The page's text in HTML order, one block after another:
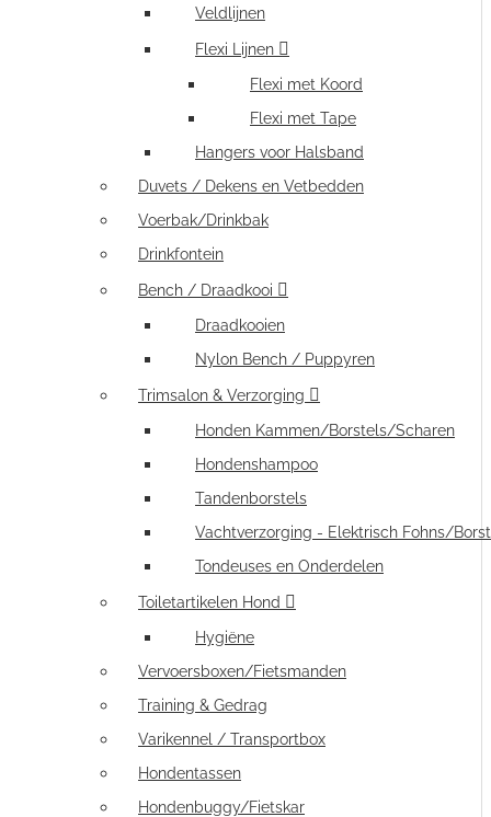
Veldlijnen
Flexi Lijnen
Flexi met Koord
Flexi met Tape
Hangers voor Halsband
Duvets / Dekens en Vetbedden
Voerbak/Drinkbak
Drinkfontein
Bench / Draadkooi
Draadkooien
Nylon Bench / Puppyren
Trimsalon & Verzorging
Honden Kammen/Borstels/Scharen
Hondenshampoo
Tandenborstels
Vachtverzorging - Elektrisch Fohns/
Tondeuses en Onderdelen
Toiletartikelen Hond
Hygiëne
Vervoersboxen/Fietsmanden
Training & Gedrag
Varikennel / Transportbox
Hondentassen
Hondenbuggy/Fietskar